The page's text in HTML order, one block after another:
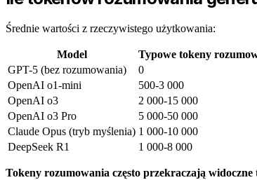
Średnie wartości z rzeczywistego użytkowania:
Model
Typowe tokeny
GPT-5 (bez rozumowania)
0
OpenAI o1-mini
500-3 000
OpenAI o3
2 000-15 000
OpenAI o3 Pro
5 000-50 000
Claude Opus (tryb myślenia) 1 000-10 000
DeepSeek R1
1 000-8 000
Tokeny rozumowania często przekraczają